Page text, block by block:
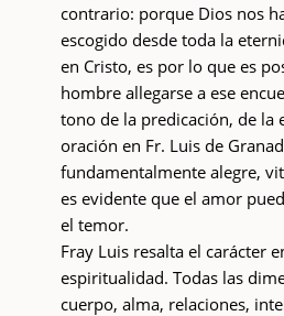
contrario: porque Dios nos
escogido desde toda la
en Cristo, es por lo que es
hombre allegarse a ese
tono de la predicación, de la
oración en Fr. Luis de
fundamentalmente alegre,
es evidente que el amor
el temor.
Fray Luis resalta el carácter
espiritualidad. Todas las
cuerpo, alma, relaciones,